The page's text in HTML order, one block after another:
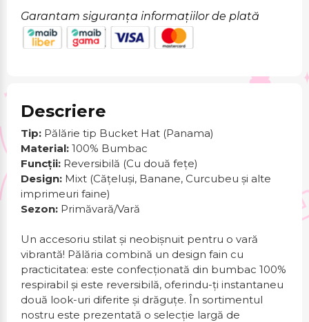
Garantam siguranța informațiilor de plată
Descriere
Tip: Pălărie tip Bucket Hat (Panama)
Material: 100% Bumbac
Funcții: Reversibilă (Cu două fețe)
Design: Mixt (Cățeluși, Banane, Curcubeu și alte
imprimeuri faine)
Sezon: Primăvară/Vară
Un accesoriu stilat și neobișnuit pentru o vară
vibrantă! Pălăria combină un design fain cu
practicitatea: este confecționată din bumbac 100%
respirabil și este reversibilă, oferindu-ți instantaneu
două look-uri diferite și drăguțe. În sortimentul
nostru este prezentată o selecție largă de